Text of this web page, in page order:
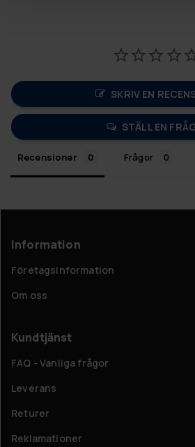
SKRIV EN
STÄLL EN
Recensioner Frågor
Information
Företagsinformation
Om oss
Kundtjänst
FAQ - Vanliga frågor
Leverans
Returer
Reklamationer